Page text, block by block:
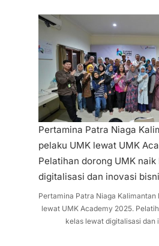
Pertamina Patra Niaga
pelaku UMK lewat UMK
Pelatihan dorong UMK
digitalisasi dan inovasi
Pertamina Patra Niaga
lewat UMK Academy 2025.
kelas lewat digitalisasi dan